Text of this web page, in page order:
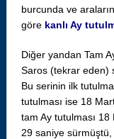
burcunda ve
göre kanlı Ay
Diğer yandan Tam
Saros (tekrar eden)
Bu serinin ilk
tutulması ise 18
tam Ay tutulması
29 saniye sürmüştü,